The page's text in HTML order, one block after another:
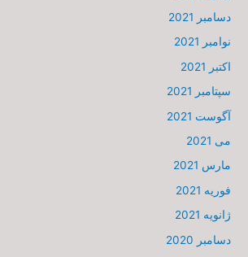
دسامبر 2021
نوامبر 2021
اکتبر 2021
سپتامبر 2021
آگوست 2021
می 2021
مارس 2021
فوریه 2021
ژانویه 2021
دسامبر 2020